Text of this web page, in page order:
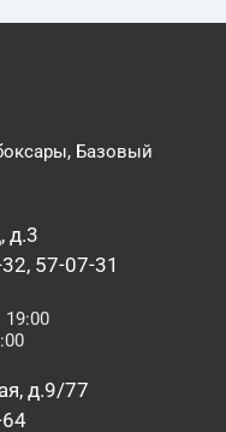
Базовый
д.3
57-07-31
д.9/77